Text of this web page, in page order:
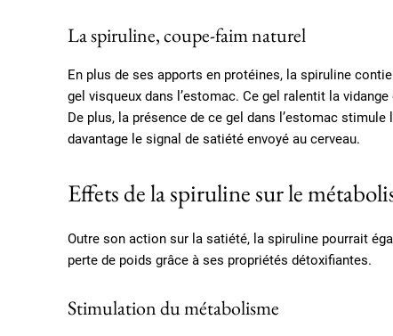
La spiruline, coupe-faim naturel
En plus de ses apports en protéines, la spiruline
gel visqueux dans l’estomac. Ce gel ralentit la
De plus, la présence de ce gel dans l’estomac
davantage le signal de satiété envoyé au cerveau.
Effets de la spiruline sur le
Outre son action sur la satiété, la spiruline pourrait
perte de poids grâce à ses propriétés détoxifiantes.
Stimulation du métabolisme